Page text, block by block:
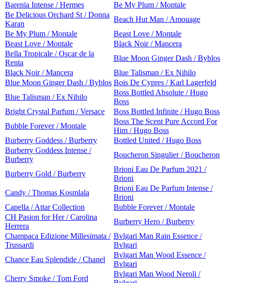
Barenia Intense / Hermes
Be My Plum / Montale
Be Delicious Orchard St / Donna
Karan
Beach Hut Man / Amouage
Be My Plum / Montale
Beast Love / Montale
Beast Love / Montale
Black Noir / Mancera
Bella Tropicale / Oscar de la
Renta
Blue Moon Ginger Dash / Byblos
Black Noir / Mancera
Blue Talisman / Ex Nihilo
Blue Moon Ginger Dash / Byblos Bois De Cypres / Karl Lagerfeld
Blue Talisman / Ex Nihilo
Boss Bottled Absolute / Hugo
Boss
Bright Crystal Parfum / Versace
Boss Bottled Infinite / Hugo Boss
Bubble Forever / Montale
Boss The Scent Pure Accord For
Him / Hugo Boss
Burberry Goddess / Burberry
Bottled United / Hugo Boss
Burberry Goddess Intense /
Burberry
Boucheron Singulier / Boucheron
Burberry Gold / Burberry
Brioni Eau De Parfum 2021 /
Brioni
Candy / Thomas Kosmlala
Brioni Eau De Parfum Intense /
Brioni
Capella / Attar Collection
Bubble Forever / Montale
CH Pasion for Her / Carolina
Herrera
Burberry Hero / Burberry
Champaca Edizione Millesimata /
Trussardi
Bvlgari Man Rain Essence /
Bvlgari
Chance Eau Splendide / Chanel
Bvlgari Man Wood Essence /
Bvlgari
Cherry Smoke / Tom Ford
Bvlgari Man Wood Neroli /